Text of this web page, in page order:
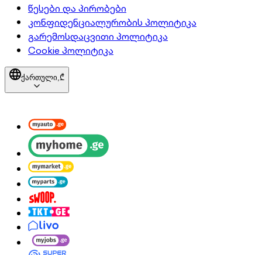
წესები და პირობები
კონფიდენციალურობის პოლიტიკა
გარემოსდაცვითი პოლიტიკა
Cookie პოლიტიკა
ქართული, ₾